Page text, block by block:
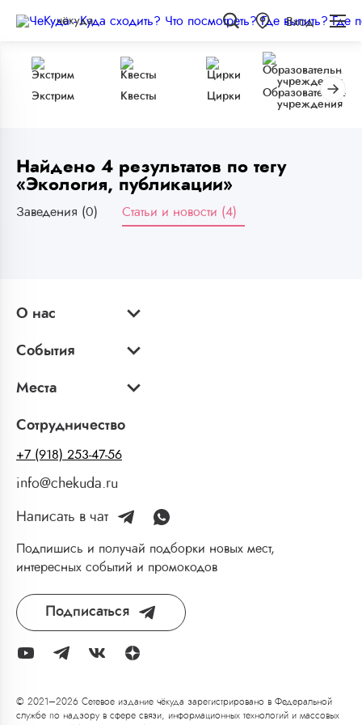
чёкуда Вход
Экстрим Квесты Цирки
Образовательные
учреждения
Найдено 4 результатов по тегу
«Экология, публикации»
Заведения (0) Статьи и новости (4)
О нас
События
Места
Сотрудничество
+7 (918) 253-47-56
info@chekuda.ru
Написать в чат
Подпишись и получай подборки новых мест,
интересных событий и промокодов
Подписаться
© 2021–2026 Сетевое издание чёкуда зарегистрировано в Федеральной
службе по надзору в сфере связи, информационных технологий и массовых